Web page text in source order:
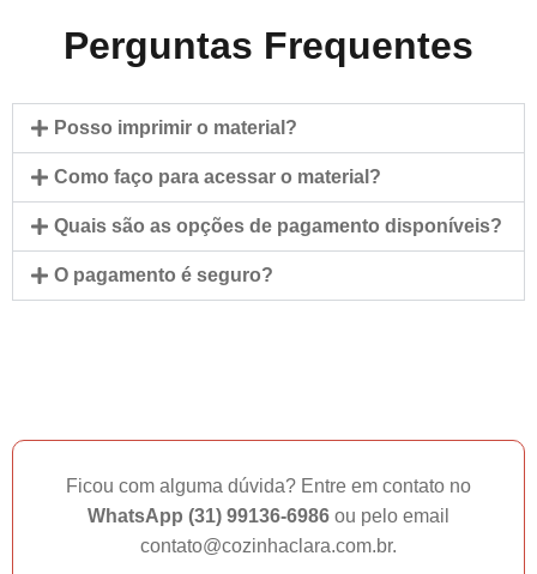
Perguntas Frequentes
Posso imprimir o material?
Como faço para acessar o material?
Quais são as opções de pagamento disponíveis?
O pagamento é seguro?
Ficou com alguma dúvida? Entre em contato no
WhatsApp (31) 99136-6986 ou pelo email
contato@cozinhaclara.com.br.